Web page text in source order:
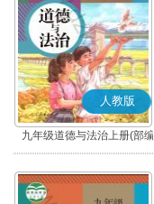
人教版
九年级道德与法治上册(部编
版)